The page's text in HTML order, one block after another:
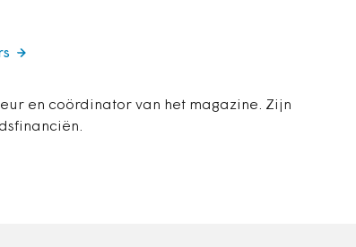
en coördinator van het magazine. Zijn